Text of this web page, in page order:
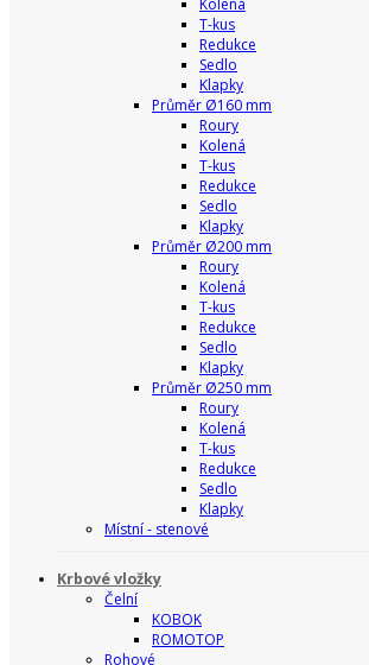
Kolená
T-kus
Redukce
Sedlo
Klapky
Průměr Ø160 mm
Roury
Kolená
T-kus
Redukce
Sedlo
Klapky
Průměr Ø200 mm
Roury
Kolená
T-kus
Redukce
Sedlo
Klapky
Průměr Ø250 mm
Roury
Kolená
T-kus
Redukce
Sedlo
Klapky
Místní - stenové
Krbové vložky
Čelní
KOBOK
ROMOTOP
Rohové